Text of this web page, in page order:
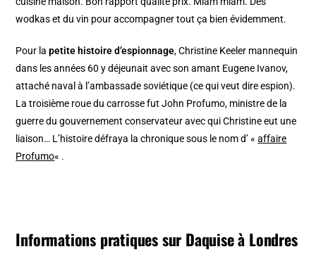
wodkas et du vin pour accompagner tout ça bien évidemment.
Pour lapetite histoire d’espionnage, Christine Keeler mannequin
dans les années 60 y déjeunait avec son amant Eugene Ivanov,
attaché naval à l’ambassade soviétique (ce qui veut dire espion).
La troisième roue du carrosse fut John Profumo, ministre de la
guerre du gouvernement conservateur avec qui Christine eut une
liaison… L’histoire défraya la chronique sous le nom d’ «affaire
Profumo« .
Informations pratiques sur Daquise à Londres